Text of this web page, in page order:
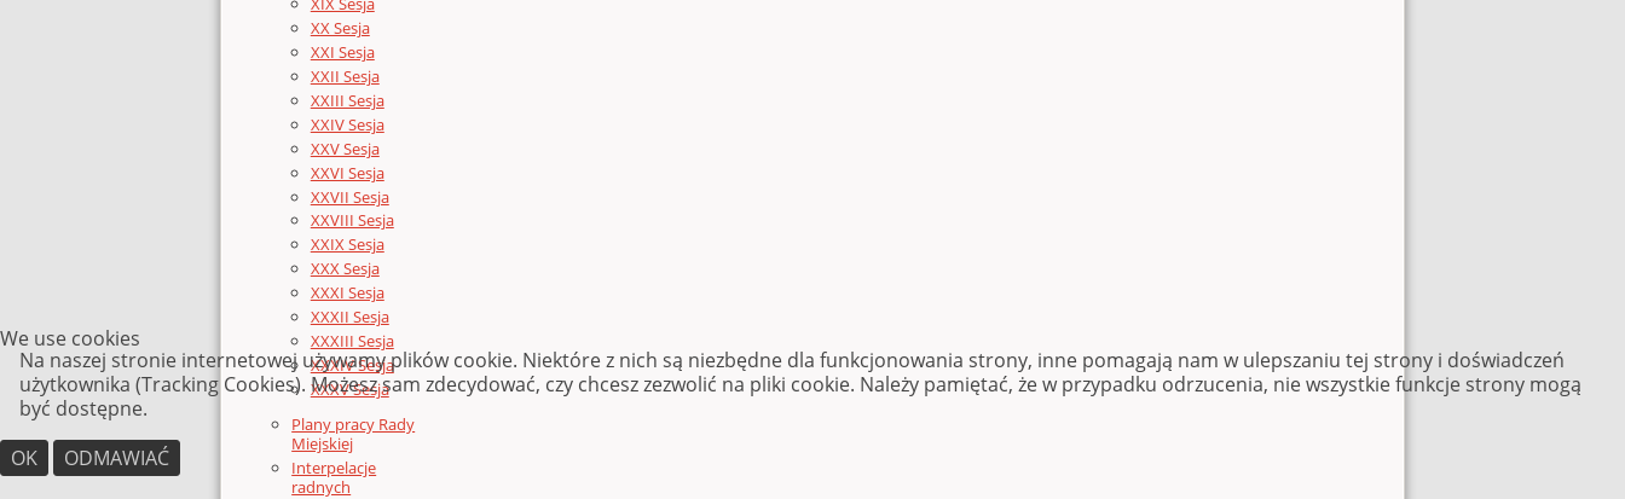
XX Sesja
XXI Sesja
XXII Sesja
XXIII Sesja
XXIV Sesja
XXV Sesja
XXVI Sesja
XXVII Sesja
XXVIII Sesja
XXIX Sesja
XXX Sesja
XXXI Sesja
XXXII Sesja
XXXIII Sesja
XXXIV Sesja
XXXV Sesja
Plany pracy Rady
Miejskiej
Interpelacje
radnych
We use cookies
Na naszej stronie internetowej używamy plików cookie. Niektóre z nich są niezbędne dla funkcjonowania strony, inne pomagają nam w ulepszaniu tej strony i doświadczeń
użytkownika (Tracking Cookies). Możesz sam zdecydować, czy chcesz zezwolić na pliki cookie. Należy pamiętać, że w przypadku odrzucenia, nie wszystkie funkcje strony mogą
być dostępne.
OK
ODMAWIAĆ